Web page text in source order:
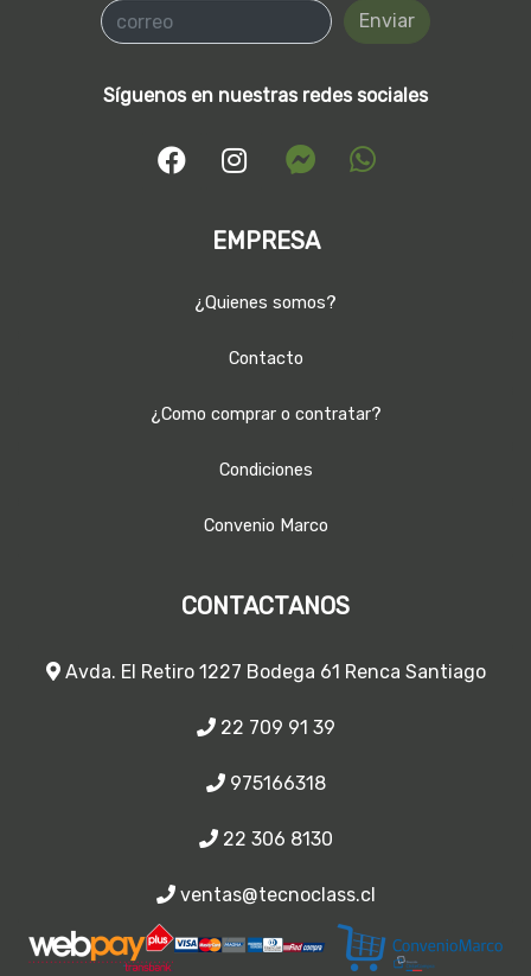
Enviar
Síguenos en nuestras redes sociales
EMPRESA
¿Quienes somos?
Contacto
¿Como comprar o contratar?
Condiciones
Convenio Marco
CONTACTANOS
Avda. El Retiro 1227 Bodega 61 Renca Santiago
22 709 91 39
975166318
22 306 8130
ventas@tecnoclass.cl